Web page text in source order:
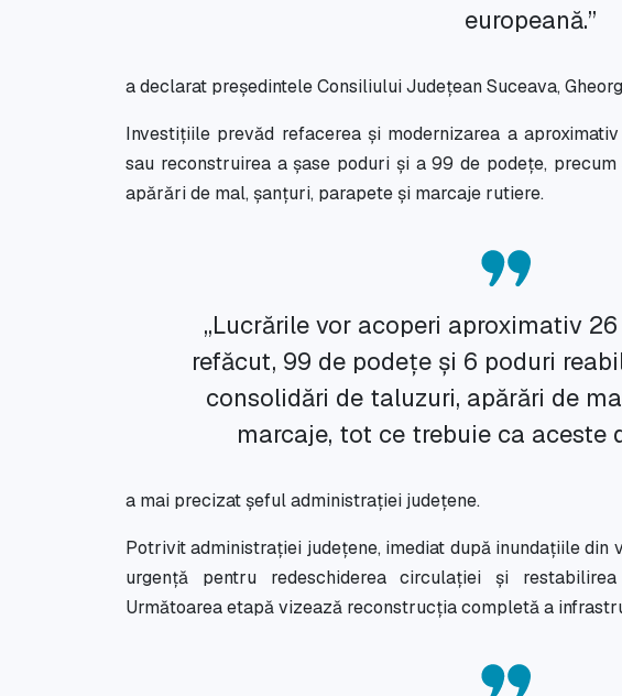
europeană.”
a declarat președintele Consiliului Județean Suceava,
Investițiile prevăd refacerea și modernizarea a
sau reconstruirea a șase poduri și a 99 de podețe,
apărări de mal, șanțuri, parapete și marcaje rutiere.
„Lucrările vor acoperi aproximativ
refăcut, 99 de podețe și 6 poduri
consolidări de taluzuri, apărări de
marcaje, tot ce trebuie ca aceste
a mai precizat șeful administrației județene.
Potrivit administrației județene, imediat după inundațiile
urgență pentru redeschiderea circulației și
Următoarea etapă vizează reconstrucția completă a